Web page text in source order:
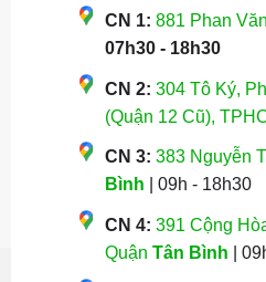
CN 1: 881 Phan
07h30 - 18h30
CN 2: 304 Tô Ký,
(Quận 12 Cũ),
CN 3: 383 Nguyễn
Bình | 09h - 18h30
CN 4: 391 Cộng
Quận Tân Bình |